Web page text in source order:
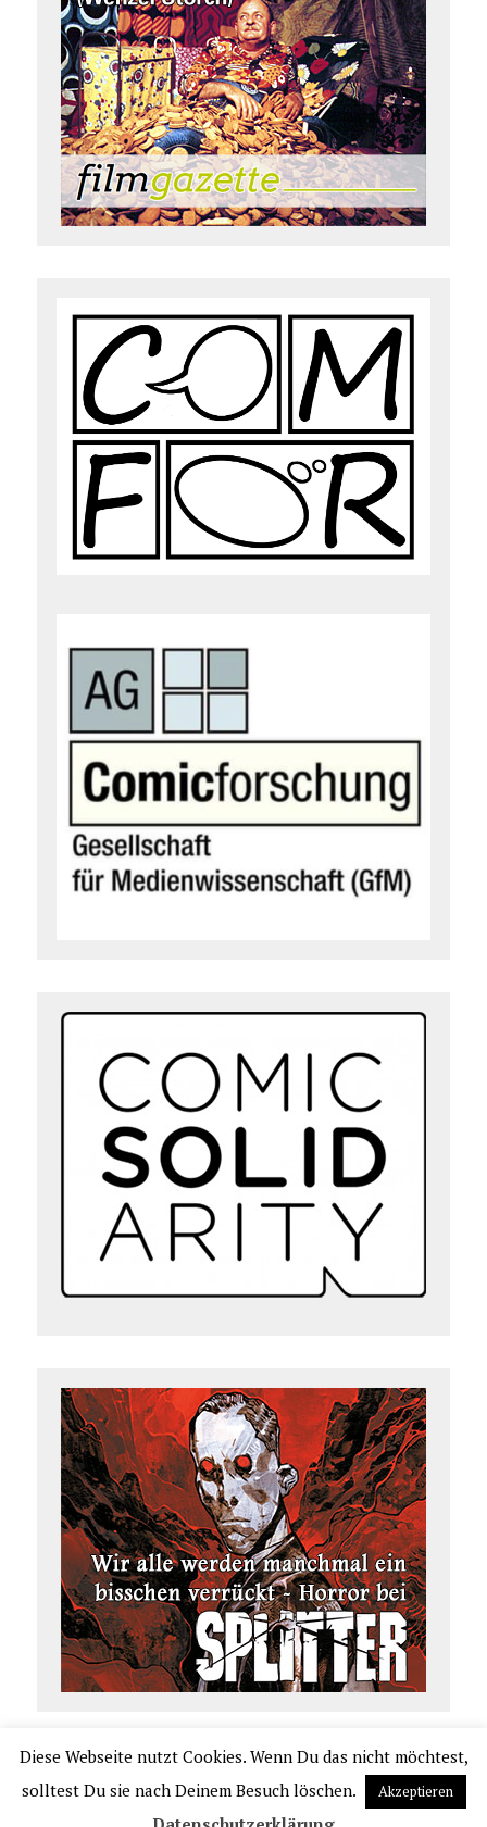
COPYRIGHT 2026 | COMIC.DE
VERLAGSAUSLIEFERUNG UND VER
Diese Webseite nutzt Cookies. Wenn Du das nicht möchtest,
solltest Du sie nach Deinem Besuch löschen.
Akzeptieren